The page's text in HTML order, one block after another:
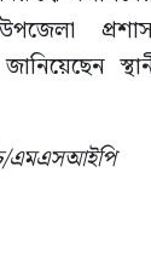
জানিয়েছেন
এমএসআইপি